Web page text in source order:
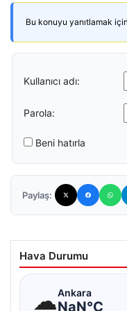
Bu konuyu yanıtlamak
Kullanıcı adı:
Parola:
Beni hatırla
Paylaş:
Hava Durumu
☁Ankara
NaN°C